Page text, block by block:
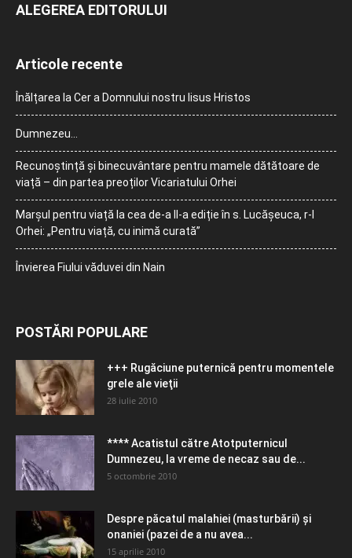
ALEGEREA EDITORULUI
Articole recente
Înălțarea la Cer a Domnului nostru Iisus Hristos
Dumnezeu…
Recunoștință și binecuvântare pentru mamele dătătoare de
viață – din partea preoților Vicariatului Orhei
Marșul pentru viață la cea de-a II-a ediție în s. Lucășeuca, r-l
Orhei: „Pentru viață, cu inimă curată”
Învierea Fiului văduvei din Nain
POSTĂRI POPULARE
+++ Rugăciune puternică pentru momentele
grele ale vieţii
28 iulie 2010
**** Acatistul către Atotputernicul
Dumnezeu, la vreme de necaz sau de...
5 octombrie 2010
Despre păcatul malahiei (masturbării) şi
onaniei (pazei de a nu avea...
15 aprilie 2010